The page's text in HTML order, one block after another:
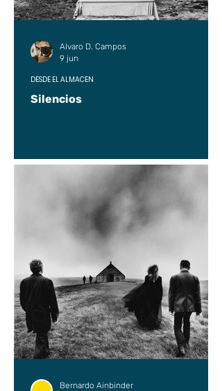
Silencios
DESDE EL ALMACÉN
Alvaro D. Campos
9 jun
Bernardo Ainbinder